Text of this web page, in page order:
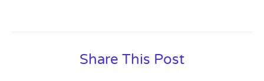
Share This Post